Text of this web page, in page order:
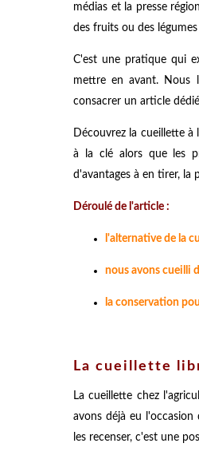
médias et la presse
des fruits ou des
C'est une pratique qui
mettre en avant. Nous
consacrer un article
Découvrez la cueillette
à la clé alors que les
d'avantages à en tirer, la
Déroulé de l'article :
l'alternative de la
nous avons cueilli
la conservation
La cueillette
La cueillette chez
avons déjà eu
les recenser, c'est une